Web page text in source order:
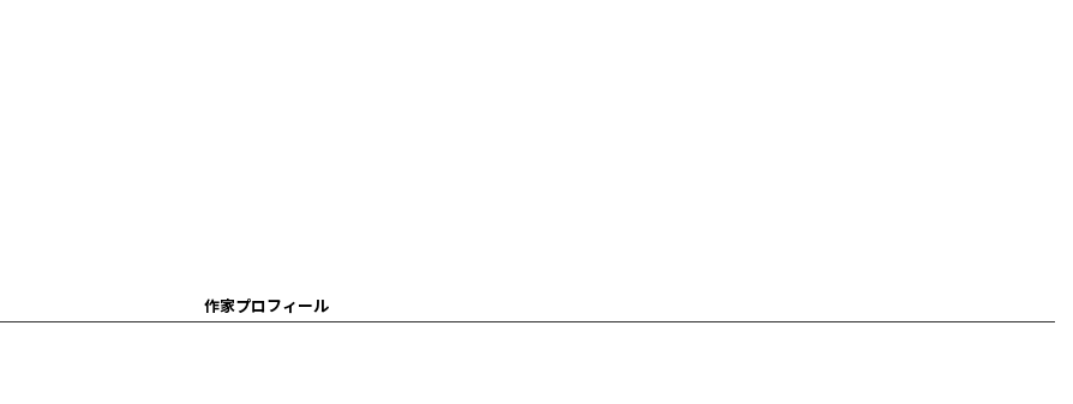
作家プロフィール